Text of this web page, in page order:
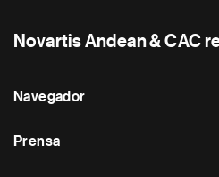
Novartis Andean & CAC
Navegador
Prensa